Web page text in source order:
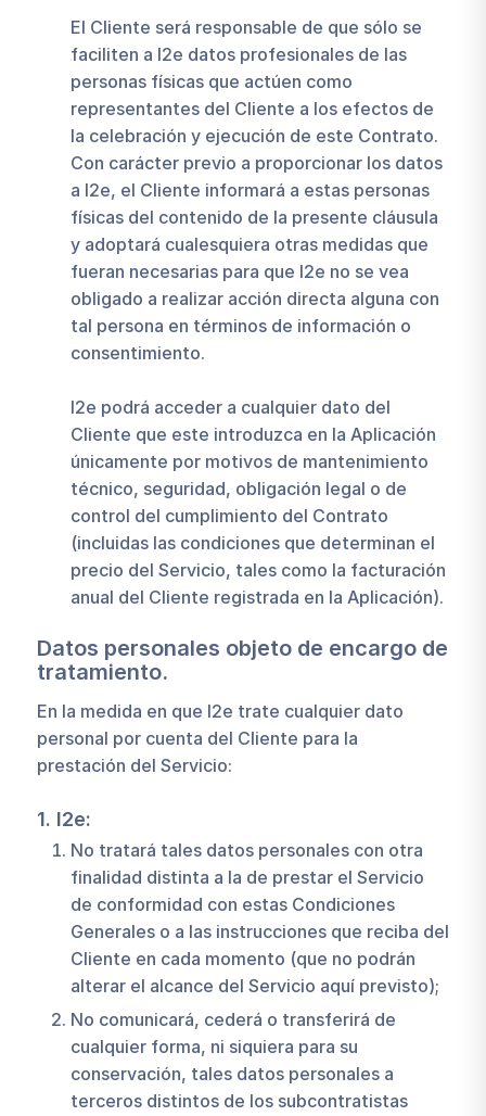
El Cliente será responsable de que sólo se
faciliten a I2e datos profesionales de las
personas físicas que actúen como
representantes del Cliente a los efectos de
la celebración y ejecución de este Contrato.
Con carácter previo a proporcionar los datos
a I2e, el Cliente informará a estas personas
físicas del contenido de la presente cláusula
y adoptará cualesquiera otras medidas que
fueran necesarias para que I2e no se vea
obligado a realizar acción directa alguna con
tal persona en términos de información o
consentimiento.
I2e podrá acceder a cualquier dato del
Cliente que este introduzca en la Aplicación
únicamente por motivos de mantenimiento
técnico, seguridad, obligación legal o de
control del cumplimiento del Contrato
(incluidas las condiciones que determinan el
precio del Servicio, tales como la facturación
anual del Cliente registrada en la Aplicación).
Datos personales objeto de encargo de
tratamiento.
En la medida en que I2e trate cualquier dato
personal por cuenta del Cliente para la
prestación del Servicio:
1. I2e:
No tratará tales datos personales con otra
finalidad distinta a la de prestar el Servicio
de conformidad con estas Condiciones
Generales o a las instrucciones que reciba del
Cliente en cada momento (que no podrán
alterar el alcance del Servicio aquí previsto);
No comunicará, cederá o transferirá de
cualquier forma, ni siquiera para su
conservación, tales datos personales a
terceros distintos de los subcontratistas